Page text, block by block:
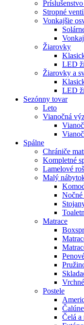
Stropné
Vonkajšie
Žiarovky
LED
Žiarovky a
LED
Sezónny tovar
Leto
Vianočná
Spálne
Chrániče
Kompletné
Lamelové
Malý
Matrace
Postele
Čelá a